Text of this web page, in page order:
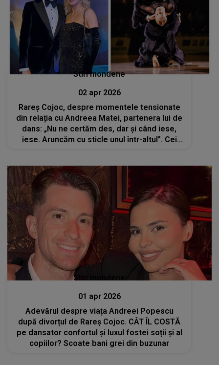
Stiri mondene
02 apr 2026
Rareș Cojoc, despre momentele tensionate
din relația cu Andreea Matei, partenera lui de
dans: „Nu ne certăm des, dar și când iese,
iese. Aruncăm cu sticle unul într-altul”. Cei
Stiri mondene
01 apr 2026
Adevărul despre viața Andreei Popescu
după divorțul de Rareș Cojoc. CÂT ÎL COSTĂ
pe dansator confortul și luxul fostei soții și al
copiilor? Scoate bani grei din buzunar